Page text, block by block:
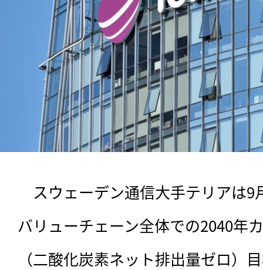
スウェーデン通信大手テリアは9
バリューチェーン全体での2040年
（二酸化炭素ネット排出量ゼロ）